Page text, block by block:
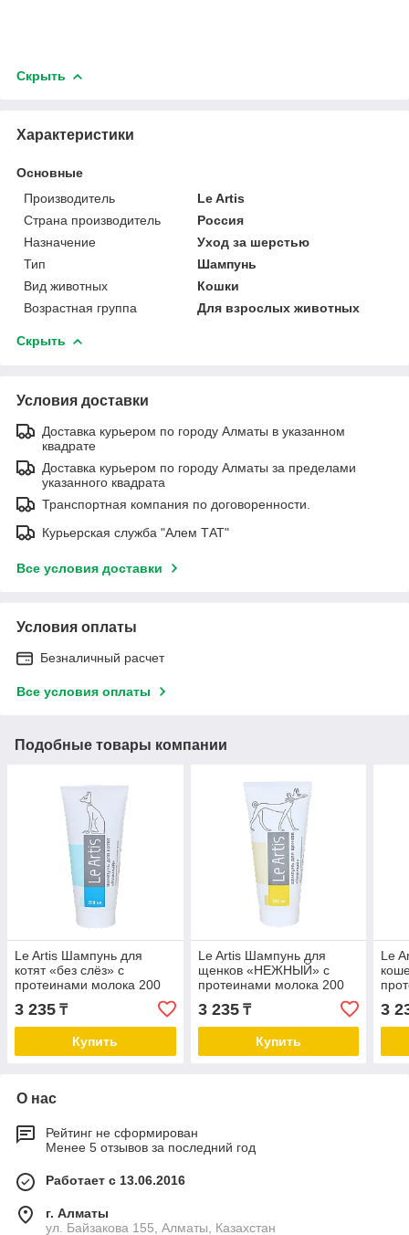
Скрыть
Характеристики
Основные
Производитель
Le Artis
Страна производитель
Россия
Назначение
Уход за шерстью
Тип
Шампунь
Вид животных
Кошки
Возрастная группа
Для взрослых животных
Скрыть
Условия доставки
Доставка курьером по городу Алматы в указанном
квадрате
Доставка курьером по городу Алматы за пределами
указанного квадрата
Транспортная компания по договоренности.
Курьерская служба "Алем ТАТ"
Все условия доставки
Условия оплаты
Безналичный расчет
Все условия оплаты
Подобные товары компании
Le Artis Шампунь для
котят «без слёз» с
протеинами молока 200
3 235 ₸
Купить
Le Artis Шампунь для
щенков «НЕЖНЫЙ» с
протеинами молока 200
3 235₸
Купить
Le
3
О нас
Рейтинг не сформирован
Менее 5 отзывов за последний год
Работает с 13.06.2016
г. Алматы
ул. Байзакова 155, Алматы, Казахстан